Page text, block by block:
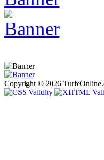
Copyright © 2026